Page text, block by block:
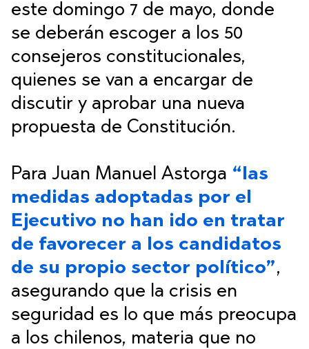
este domingo 7 de mayo, donde
se deberán escoger a los 50
consejeros constitucionales,
quienes se van a encargar de
discutir y aprobar una nueva
propuesta de Constitución.
Para Juan Manuel Astorga “las
medidas adoptadas por el
Ejecutivo no han ido en tratar
de favorecer a los candidatos
de su propio sector político”,
asegurando que la crisis en
seguridad es lo que más preocupa
a los chilenos, materia que no